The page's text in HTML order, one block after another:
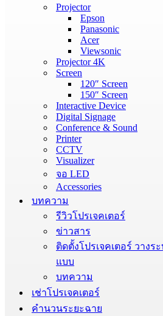
Projector
Epson
Panasonic
Acer
Viewsonic
Projector 4K
Screen
120″ Screen
150″ Screen
Interactive Device
Digital Signage
Conference & Sound
Printer
CCTV
Visualizer
จอ LED
Accessories
บทความ
รีวิวโปรเจคเตอร์
ข่าวสาร
ติดตั้งโปรเจคเตอร์ วางร
แบบ
บทความ
เช่าโปรเจคเตอร์
คำนวนระยะฉาย